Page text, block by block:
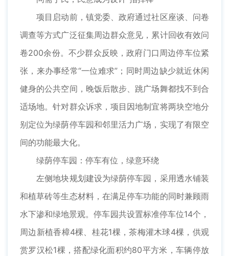
项目启动前，镇党委、政府通过社区座谈、问卷
调查等方式广泛征集周边群众意见，累计回收有效问
卷200余份。不少群众反映，政府门口周边停车位紧
张，来办事经常“一位难求”；同时周边缺少就近休闲
健身的公共空间，晚饭后散步、跳广场舞都找不到合
适场地。针对群众诉求，项目因地制宜将两块空地分
别定位为绿荫停车园和邻里活力广场，实现了有限空
间的功能最大化。
绿荫停车园：停车有位，绿意环绕
左侧地块规划建设为绿荫停车园，采用透水铺装
和植草砖等生态材料，在满足停车功能的同时兼顾雨
水下渗和绿地景观。停车园共设置标准停车位14个，
周边新植香樟4棵、桂花1棵，茶梅灌木球4棵，供观
赏罗汉松1棵，搭配绿化面积约80平方米，车辆停放